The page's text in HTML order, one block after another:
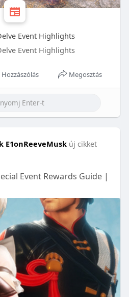
Event Highlights
Event Highlights
Hozzászólás Megosztás
E1onReeveMusk új cikket
Event Rewards Guide |